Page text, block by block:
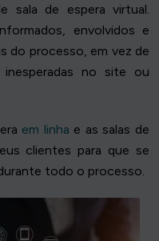
sala de espera virtual.
envolvidos e
do processo, em vez de
no site ou
em linha e as salas de
clientes para que se
todo o processo.